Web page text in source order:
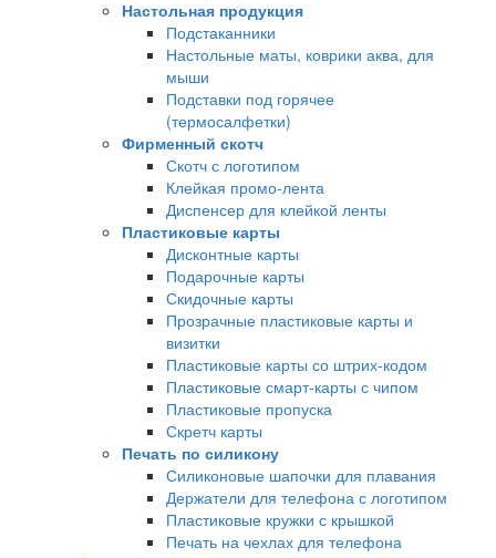
Настольная продукция
Подстаканники
Настольные маты, коврики аква, для
мыши
Подставки под горячее
(термосалфетки)
Фирменный скотч
Скотч с логотипом
Клейкая промо-лента
Диспенсер для клейкой ленты
Пластиковые карты
Дисконтные карты
Подарочные карты
Скидочные карты
Прозрачные пластиковые карты и
визитки
Пластиковые карты со штрих-кодом
Пластиковые смарт-карты с чипом
Пластиковые пропуска
Скретч карты
Печать по силикону
Силиконовые шапочки для плавания
Держатели для телефона с логотипом
Пластиковые кружки с крышкой
Печать на чехлах для телефона